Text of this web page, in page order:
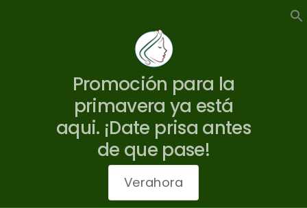
Promoción para la
primavera ya está
aqui. ¡Date prisa antes
de que pase!
Verahora